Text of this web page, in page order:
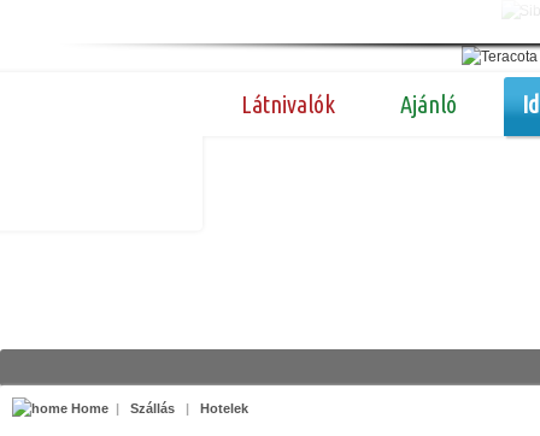
Látnivalók Ajánló
Home | Szállás | Hotelek